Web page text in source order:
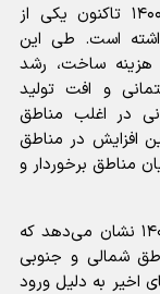
به گزارش برنا، بازار مسکن تهران از سال ۱۴۰۰ تاکنون یکی از
است. طی این
هزینه ساخت، رشد
و افت تولید
در اغلب مناطق
افزایش در مناطق
مناطق برخوردار و
مقایسه روند قیمتی از سال ۱۴۰۰ تا خرداد ۱۴۰۵ نشان می‌دهد که
شمالی و جنوبی
اخیر به دلیل ورود